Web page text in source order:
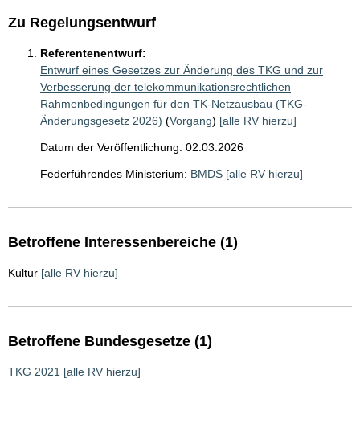
Zu Regelungsentwurf
Referentenentwurf:
Entwurf eines Gesetzes zur Änderung des TKG und zur
Verbesserung der telekommunikationsrechtlichen
Rahmenbedingungen für den TK-Netzausbau (TKG-
Änderungsgesetz 2026) (Vorgang) [alle RV hierzu]
Datum der Veröffentlichung: 02.03.2026
Federführendes Ministerium: BMDS [alle RV hierzu]
Betroffene Interessenbereiche (1)
Kultur [alle RV hierzu]
Betroffene Bundesgesetze (1)
TKG 2021 [alle RV hierzu]